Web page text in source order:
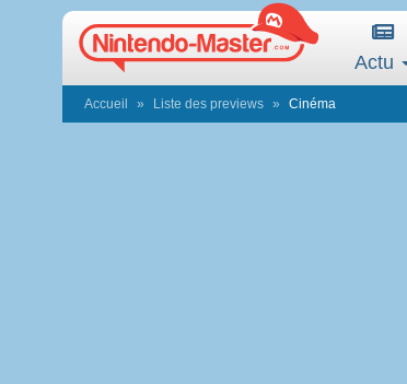
Actu
Accueil Liste des previews Cinéma